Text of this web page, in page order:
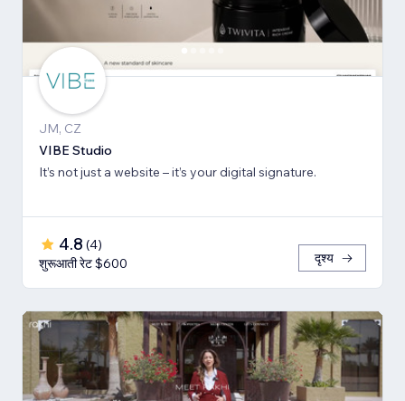
JM, CZ
VIBE Studio
It’s not just a website – it’s your digital signature.
4.8 (4)
शुरूआती रेट $600
दृश्य